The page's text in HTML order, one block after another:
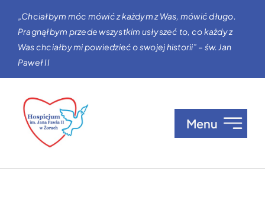
zawartości
„Chciałbym móc mówić z każdym z Was, mówić długo.
Pragnąłbym przede wszystkim usłyszeć to, co każdy z
Was chciałby mi powiedzieć o swojej historii” – św. Jan
Paweł II
Menu